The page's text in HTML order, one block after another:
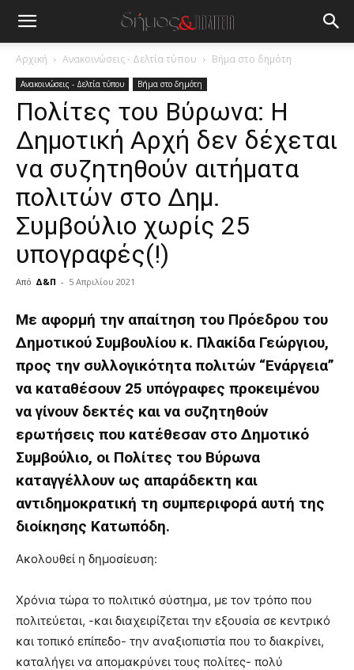
Αρχική Ανακοινώσεις - Δελτία τύπου Βήμα στο δημότη
Ανακοινώσεις - Δελτία τύπου Βήμα στο δημότη
Πολίτες του Βύρωνα: Η
Δημοτική Αρχή δεν δέχεται
να συζητηθούν αιτήματα
πολιτών στο Δημ.
Συμβούλιο χωρίς 25
υπογραφές(!)
Από Δ&Π - 5 Απριλίου 2021
lesbians
very
hot
cam
show.desi
xxx
lyons
teaches
you
meaning
of
pornhun
porn
Με αφορμή την απαίτηση του Πρόεδρου του
Δημοτικού Συμβουλίου κ. Πλακίδα Γεώργιου,
προς την συλλογικότητα πολιτών “Ενάργεια”
να καταθέσουν 25 υπόγραφες προκειμένου
να γίνουν δεκτές και να συζητηθούν
ερωτήσεις που κατέθεσαν στο Δημοτικό
Συμβούλιο, οι Πολίτες του Βύρωνα
καταγγέλλουν ως απαράδεκτη και
αντιδημοκρατική τη συμπεριφορά αυτή της
διοίκησης Κατωπόδη.
Ακολουθεί η δημοσίευση:
Χρόνια τώρα το πολιτικό σύστημα, με τον τρόπο που
πολιτεύεται, -και διαχειρίζεται την εξουσία σε κεντρικό
και τοπικό επίπεδο- την αναξιοπιστία που το διακρίνει,
καταλήγει να απομακρύνει τους πολίτες- πολύ